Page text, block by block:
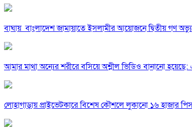
বাঘায় বাংলাদেশ জামায়াতে ইসলামীর আয়োজনে দ্বিতীয় গণ
আমার মাথা অন্যের শরীরে বসিয়ে অশ্লীল ভিডিও বানানো
লোহাগাড়ায় প্রাইভেটকারে বিশেষ কৌশলে লুকানো ১৬ হাজার